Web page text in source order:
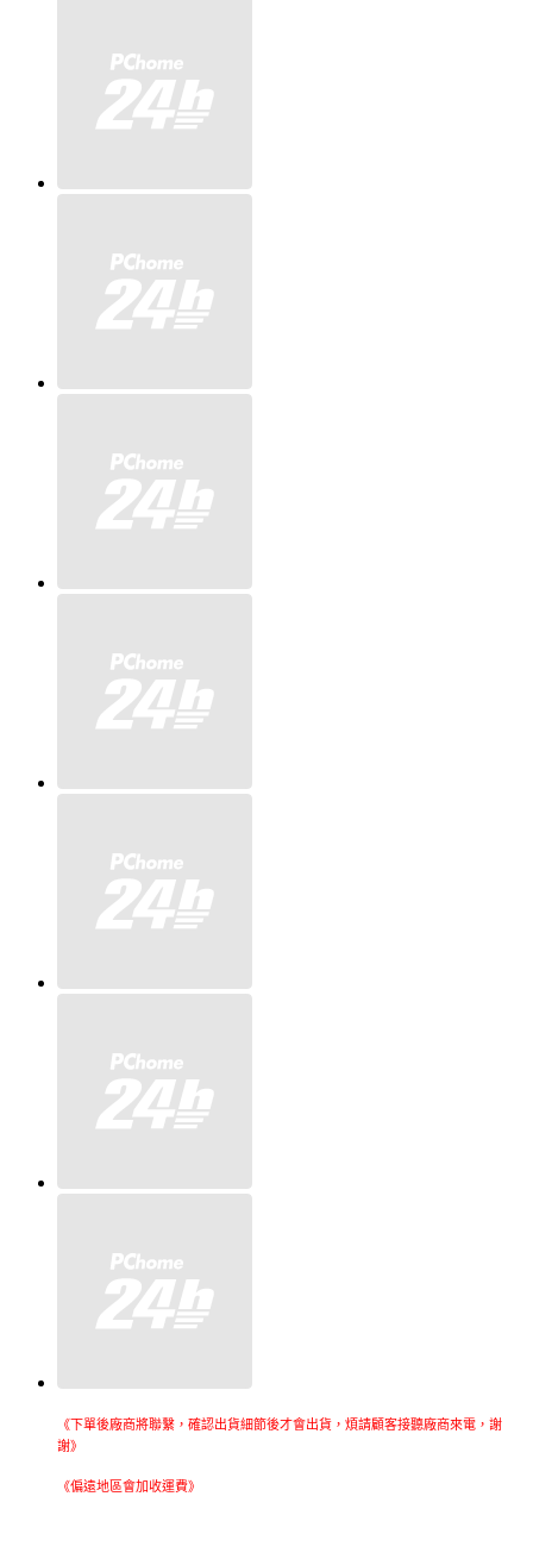
《下單後廠商將聯繫，確認出貨細節後才會出貨，煩請顧客接聽廠商來電，謝
謝》
《偏遠地區會加收運費》